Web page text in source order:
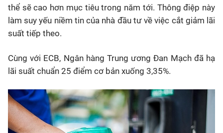
thể sẽ cao hơn mục tiêu trong năm tới. Thông điệp này
làm suy yếu niềm tin của nhà đầu tư về việc cắt giảm lãi
suất tiếp theo.
Cùng với ECB, Ngân hàng Trung ương Đan Mạch đã hạ
lãi suất chuẩn 25 điểm cơ bản xuống 3,35%.